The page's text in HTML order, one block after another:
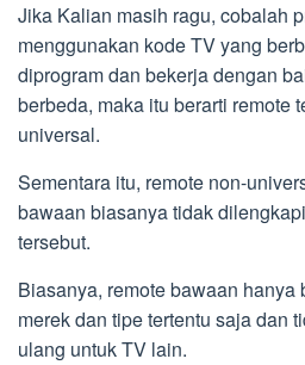
Jika Kalian masih ragu, cobalah
menggunakan kode TV yang
diprogram dan bekerja dengan
berbeda, maka itu berarti remote
universal.
Sementara itu, remote non-
bawaan biasanya tidak
tersebut.
Biasanya, remote bawaan
merek dan tipe tertentu saja dan
ulang untuk TV lain.